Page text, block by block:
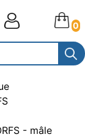
0
- mâle